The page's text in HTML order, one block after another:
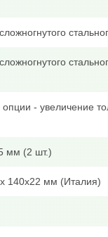
- увеличение
мм (2 шт.)
140х22 мм (Италия)